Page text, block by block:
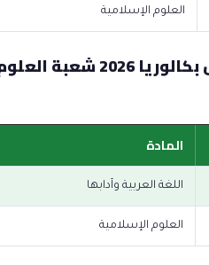
العلوم الإسلامية
برنامج اليوم الأول بكالوريا 2026 شعبة
المادة
اللغة العربية وآدابها
العلوم الإسلامية